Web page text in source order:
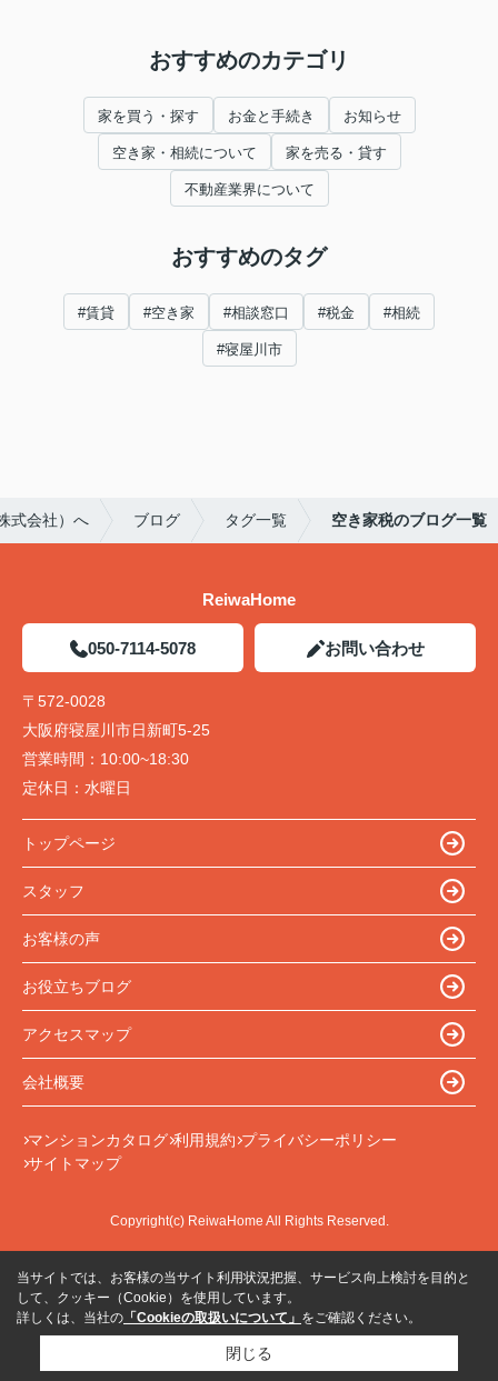
おすすめのカテゴリ
家を買う・探す お金と手続き お知らせ
空き家・相続について 家を売る・貸す
不動産業界について
おすすめのタグ
#賃貸 #空き家 #相談窓口 #税金 #相続
#寝屋川市
式会社）へ ブログ タグ一覧 空き家税のブログ一覧
ReiwaHome
050-7114-5078 お問い合わせ
〒572-0028
大阪府寝屋川市日新町5-25
営業時間： 10:00~18:30
定休日： 水曜日
トップページ
スタッフ
お客様の声
お役立ちブログ
アクセスマップ
会社概要
マンションカタログ 利用規約 プライバシーポリシー
サイトマップ
Copyright(c) ReiwaHome All Rights Reserved.
当サイトでは、お客様の当サイト利用状況把握、サービス向上検討を目的と
して、クッキー（Cookie）を使用しています。
詳しくは、当社の 「Cookieの取扱いについて」 をご確認ください。
閉じる